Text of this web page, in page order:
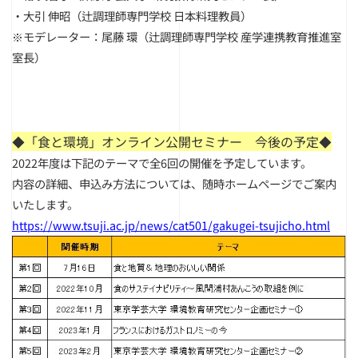
・大引 伸昭（辻調理師専門学校 日本料理教員）
※モデレーター：尾藤 環（辻調理師専門学校 産学連携教育推進室
室長）
◆「食と環境」オンライン公開セミナー 今後の予定◆
2022年度は下記のテーマで全6回の開催を予定しています。
内容の詳細、申込み方法については、随時ホームページでご案内
いたします。
https://www.tsuji.ac.jp/news/cat501/gakugei-tsujicho.html